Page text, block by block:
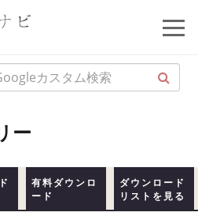
ー
有料ダウンロ
ード
ダウンロード
リストを見る